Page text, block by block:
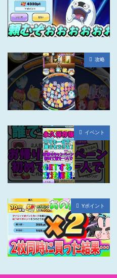
攻略
イベント
Yポイント